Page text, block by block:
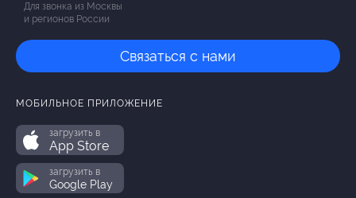
Для звонка из Москвы
и регионов России
Связаться с нами
МОБИЛЬНОЕ ПРИЛОЖЕНИЕ
загрузить в
App Store
загрузить в
Google Play